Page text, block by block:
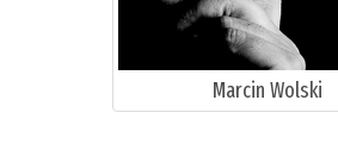
Marcin Wolski